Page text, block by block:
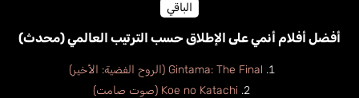
الباقي
أفضل أفلام أنمي على الإطلاق حسب الترتيب العالمي (محدث)
Gintama: The Final (الروح الفضية: الأخير)
Koe no Katachi (صوت صامت)